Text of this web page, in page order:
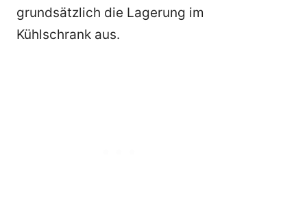
grundsätzlich die Lagerung im
Kühlschrank aus.